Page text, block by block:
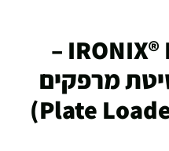
IRONIX® MaxPump 8150 –
מרפקים